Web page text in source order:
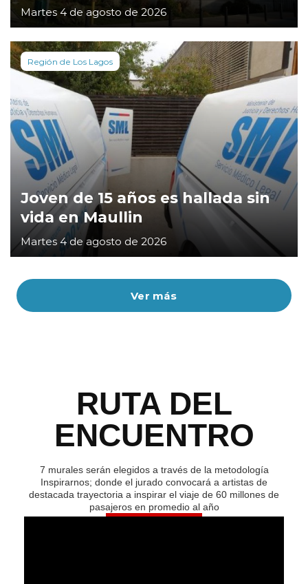
Ver más
Martes 4 de agosto de 2026
Región de Los Lagos
Joven de 15 años es hallada sin
vida en Maullin
Martes 4 de agosto de 2026
RUTA DEL
ENCUENTRO
7 murales serán elegidos a través de la metodología
Inspirarnos; donde el jurado convocará a artistas de
destacada trayectoria a inspirar el viaje de 60 millones de
pasajeros en promedio al año